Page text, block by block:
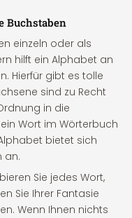
Buchstaben
einzeln oder als
hilft ein Alphabet an
Hierfür gibt es tolle
sind zu Recht
in die
Wort im Wörterbuch
bietet sich
an.
Sie jedes Wort,
Sie Ihrer Fantasie
Wenn Ihnen nichts